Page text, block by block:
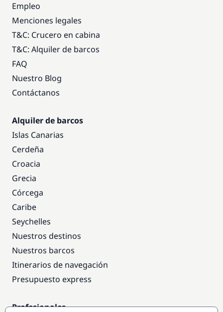
Empleo
Menciones legales
T&C: Crucero en cabina
T&C: Alquiler de barcos
FAQ
Nuestro Blog
Contáctanos
Alquiler de barcos
Islas Canarias
Cerdeña
Croacia
Grecia
Córcega
Caribe
Seychelles
Nuestros destinos
Nuestros barcos
Itinerarios de navegación
Presupuesto express
Profesionales